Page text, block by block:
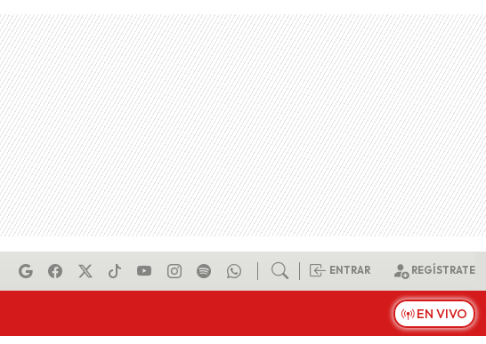
ENTRAR REGÍSTRATE
EN VIVO